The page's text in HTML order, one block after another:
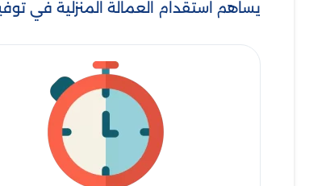
يساهم استقدام العمالة المنزلية